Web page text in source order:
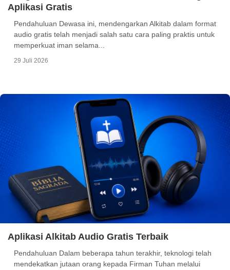
Aplikasi Gratis
Pendahuluan Dewasa ini, mendengarkan Alkitab dalam format
audio gratis telah menjadi salah satu cara paling praktis untuk
memperkuat iman selama...
29 Juli 2026
Aplikasi Alkitab Audio Gratis Terbaik
Pendahuluan Dalam beberapa tahun terakhir, teknologi telah
mendekatkan jutaan orang kepada Firman Tuhan melalui